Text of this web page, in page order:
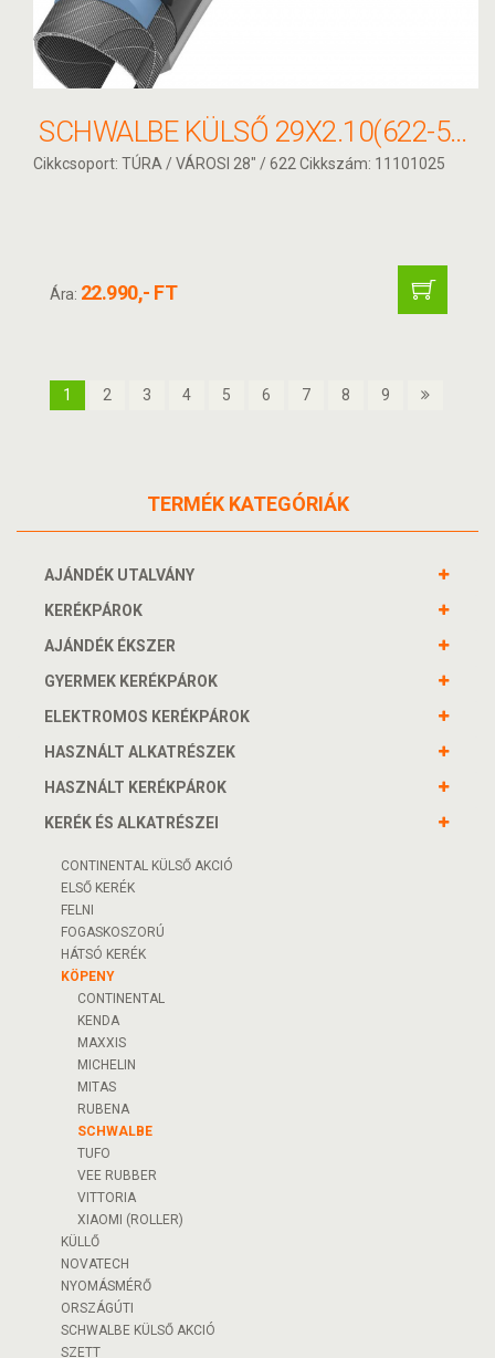
SCHWALBE KÜLSŐ 29X2.10(622-54) MARATHON PLUS MTB PERF HS468 SG DC REF TW 1275G
Cikkcsoport: TÚRA / VÁROSI 28" / 622 Cikkszám: 11101025
Ára: 22.990,- FT
1 2 3 4 5 6 7 8 9
TERMÉK KATEGÓRIÁK
AJÁNDÉK UTALVÁNY
KERÉKPÁROK
AJÁNDÉK ÉKSZER
GYERMEK KERÉKPÁROK
ELEKTROMOS KERÉKPÁROK
HASZNÁLT ALKATRÉSZEK
HASZNÁLT KERÉKPÁROK
KERÉK ÉS ALKATRÉSZEI
CONTINENTAL KÜLSŐ AKCIÓ
ELSŐ KERÉK
FELNI
FOGASKOSZORÚ
HÁTSÓ KERÉK
KÖPENY
CONTINENTAL
KENDA
MAXXIS
MICHELIN
MITAS
RUBENA
SCHWALBE
TUFO
VEE RUBBER
VITTORIA
XIAOMI (ROLLER)
KÜLLŐ
NOVATECH
NYOMÁSMÉRŐ
ORSZÁGÚTI
SCHWALBE KÜLSŐ AKCIÓ
SZETT